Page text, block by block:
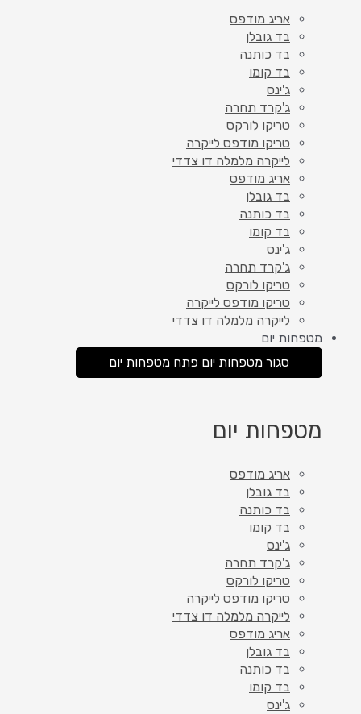
אריג מודפס
בד גובלן
בד כותנה
בד קומו
ג'ינס
ג'קרד תחרה
טריקו לורקס
טריקו מודפס לייקרה
לייקרה מלמלה דו צדדי
אריג מודפס
בד גובלן
בד כותנה
בד קומו
ג'ינס
ג'קרד תחרה
טריקו לורקס
טריקו מודפס לייקרה
לייקרה מלמלה דו צדדי
מטפחות יום
סגור מטפחות יום פתח מטפחות יום
מטפחות יום
אריג מודפס
בד גובלן
בד כותנה
בד קומו
ג'ינס
ג'קרד תחרה
טריקו לורקס
טריקו מודפס לייקרה
לייקרה מלמלה דו צדדי
אריג מודפס
בד גובלן
בד כותנה
בד קומו
ג'ינס